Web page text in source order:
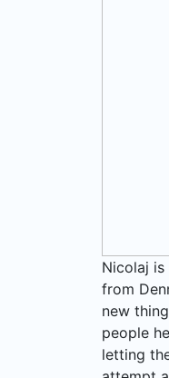
Nicolaj
from
new
people
letting